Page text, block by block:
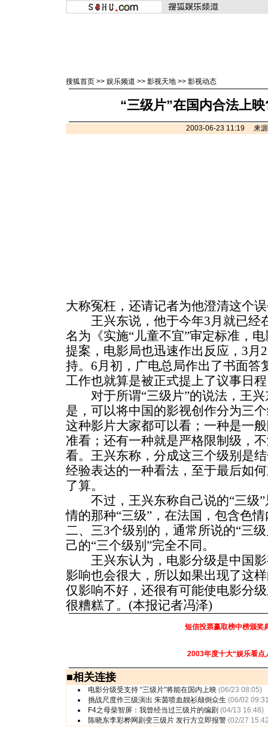
搜狐首页 >> 娱乐频道 >> 影视天地 >> 影视动态
“三级片”在国内合法上
2003-06-23 11:19 来源
大称冤枉，还请记者为他澄清这个
王兴东说，他于今年3月就已经
名为《实施“儿童不宜”审定标准，
提案，电影局也迅速作出反应，3月
持。6月初，广电总局作出了书面答
工作也就算是被正式提上了议事日
对于所谓“三级片”的说法，王兴
是，可以将中国的影视创作分为三
这种影片大家都可以看；一种是一
准看；还有一种就是严格限制级，
看。王兴东称，分成这三个级别是
经验表达的一种看法，至于最后如
了算。
不过，王兴东称自己说的“三级”
情的那种“三级”，在法国，包含色
二、三3个级别的，通常所说的“三
己的“三个级别”完全不同。
王兴东认为，电影分级是中国影
影响也会很大，所以如果出现了这
仅影响不好，还很有可能使电影分
很糟糕了。(本报记者冯泽)
短信投票赢取榜中榜颁奖
2003年度十大“娱乐看点
■相关连接
电影分级受支持 “三级片”将能在国内上映 (06/23 08:05)
挑战尺度作三级演出 朱茵喷血靓衫颠倒众生 (06/02
F4之母柴智屏：我曾经当过三级片的编剧 (04/13 16:48)
陈晓东李彩桦网剧变三级片 发行方立即报警 (02/27